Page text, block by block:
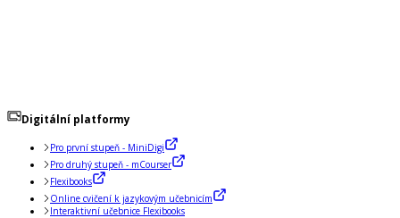
Digitální platformy
Pro první stupeň - MiniDigi
Pro druhý stupeň - mCourser
Flexibooks
Online cvičení k jazykovým učebnicím
Interaktivní učebnice Flexibooks